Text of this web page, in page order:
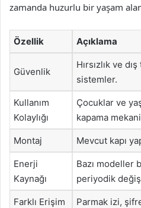
zamanda huzurlu bir yaşam
Özellik Açıklama
Güvenlik
Hırsızlık ve
sistemler.
Kullanım
Kolaylığı
Çocuklar ve
kapama
Montaj Mevcut kapı
Enerji
Kaynağı
Bazı modeller
periyodik
Farklı Erişim
Parmak izi,